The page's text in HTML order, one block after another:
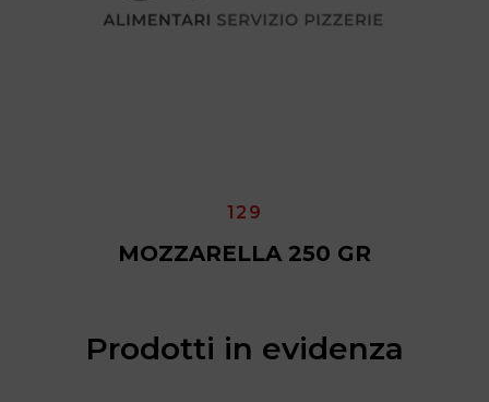
129
MOZZARELLA 250 GR
Prodotti in evidenza